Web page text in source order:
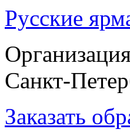
Русские
Санкт-
Заказать